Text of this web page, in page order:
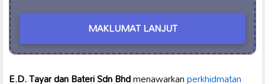
MAKLUMAT LANJUT
E.D. Tayar dan Bateri Sdn Bhdmenawarkanperkhidmatan